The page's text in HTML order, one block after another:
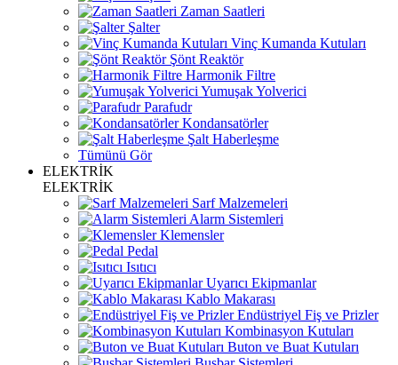
Zaman Saatleri
Şalter
Vinç Kumanda Kutuları
Şönt Reaktör
Harmonik Filtre
Yumuşak Yolverici
Parafudr
Kondansatörler
Şalt Haberleşme
Tümünü Gör
ELEKTRİK
ELEKTRİK
Sarf Malzemeleri
Alarm Sistemleri
Klemensler
Pedal
Isıtıcı
Uyarıcı Ekipmanlar
Kablo Makarası
Endüstriyel Fiş ve Prizler
Kombinasyon Kutuları
Buton ve Buat Kutuları